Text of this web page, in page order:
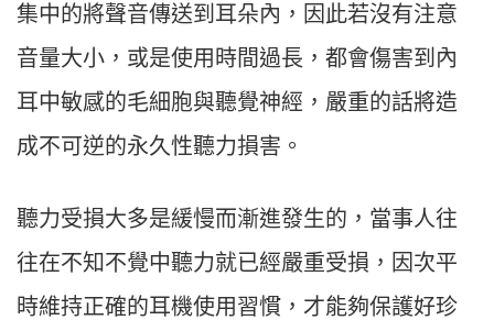
集中的將聲音傳送到耳朵內，因此若沒有注意
音量大小，或是使用時間過長，都會傷害到內
耳中敏感的毛細胞與聽覺神經，嚴重的話將造
成不可逆的永久性聽力損害。
聽力受損大多是緩慢而漸進發生的，當事人往
往在不知不覺中聽力就已經嚴重受損，因次平
時維持正確的耳機使用習慣，才能夠保護好珍